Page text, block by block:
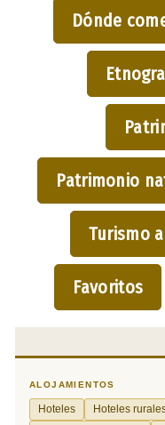
Dónde
Patrimonio
Turismo
Favoritos